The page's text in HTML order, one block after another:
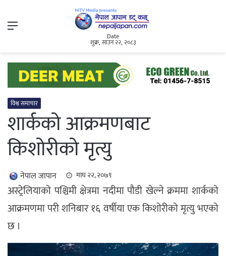
Menu
Date
शुक्र, साउन २२, २०८३
विश्व समाचार
शार्कको आक्रमणबाट
किशोरीको मृत्यु
नेपाल जापान माघ २२, २०७९
अस्ट्रेलियाको पश्चिमी क्षेत्रमा नदीमा पौडी खेल्ने क्रममा शार्कको
आक्रमणमा परी शनिबार १६ वर्षीया एक किशोरीको मृत्यु भएको
छ ।